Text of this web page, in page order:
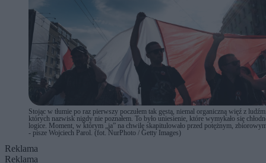
Stojąc w tłumie po raz pierwszy poczułem tak gęstą, niemal organiczną więź z
których nazwisk nigdy nie poznałem. To było uniesienie, które wymykało się
logice. Moment, w którym „ja” na chwilę skapitulowało przed potężnym,
- pisze Wojciech Parol. (fot. NurPhoto / Getty Images)
Reklama
Reklama